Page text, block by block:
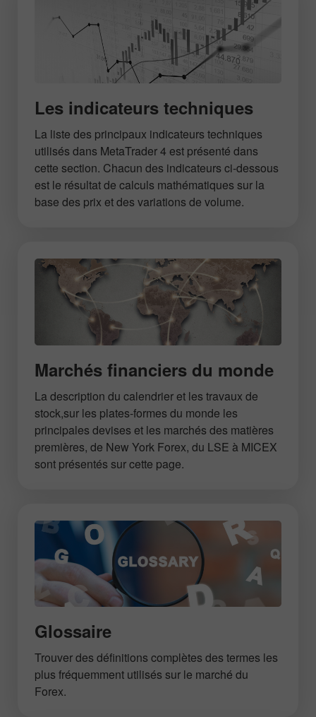
Les indicateurs techniques
La liste des principaux indicateurs techniques
utilisés dans MetaTrader 4 est présenté dans
cette section. Chacun des indicateurs ci-dessous
est le résultat de calculs mathématiques sur la
base des prix et des variations de volume.
Marchés financiers du monde
La description du calendrier et les travaux de
stock,sur les plates-formes du monde les
principales devises et les marchés des matières
premières, de New York Forex, du LSE à MICEX
sont présentés sur cette page.
Glossaire
Trouver des définitions complètes des termes les
plus fréquemment utilisés sur le marché du
Forex.